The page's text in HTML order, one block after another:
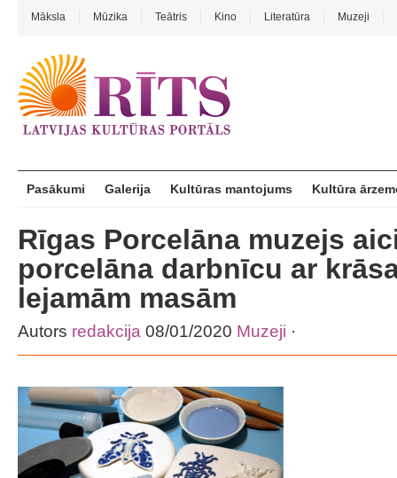
Māksla Mūzika Teātris Kino Literatūra Muzeji
Pasākumi Galerija Kultūras mantojums Kultūra
Rīgas Porcelāna muzejs
porcelāna darbnīcu ar
lejamām masām
Autors redakcija 08/01/2020 Muzeji ·